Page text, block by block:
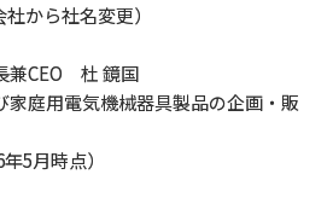
から社名変更）
兼CEO 杜 鏡国
家庭用電気機械器具製品の企画・販
5月時点）